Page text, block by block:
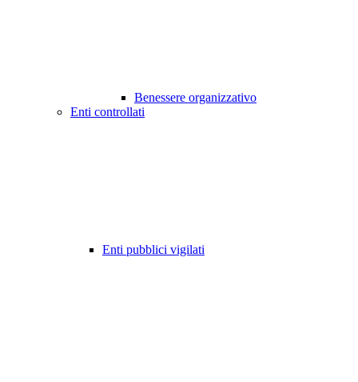
Benessere organizzativo
Enti controllati
Enti pubblici vigilati